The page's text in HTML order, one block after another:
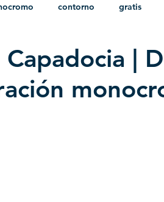
contorno gratis
sin fondo minimalista
|